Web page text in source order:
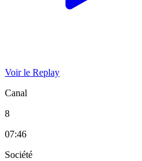
Voir le Replay
Canal
8
07:46
Société